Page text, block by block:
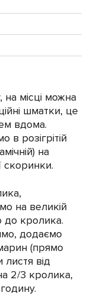
місці можна
шматки, це
вдома.
розігрітій
на
скоринки.
на великій
до кролика.
додаємо
(прямо
від
2/3 кролика,